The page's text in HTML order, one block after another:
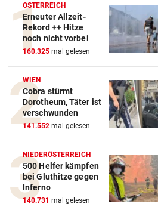
WASSER WIRD KNAPP
Im Südburgenland heißt es:
Dusche statt Badewanne!
Selenskyj-Besuch als
Gesicht“ Moskaus
DRAMATISCHE VERLETZUNG
Bochum-Profi drohte nach
Bein zu verlieren
SKURRILES SPIEL
Zwangspause: „Seltsam! So
ÖSTERREICH
Erneuter Allzeit-
Rekord ++ Hitze
noch nicht vorbei
160.325 mal gelesen
WIEN
Cobra stürmt
Dorotheum, Täter ist
verschwunden
141.552 mal gelesen
NIEDERÖSTERREICH
500 Helfer kämpfen
bei Gluthitze gegen
Inferno
140.731 mal gelesen